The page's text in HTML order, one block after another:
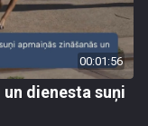
00:01:56
dienesta suņi